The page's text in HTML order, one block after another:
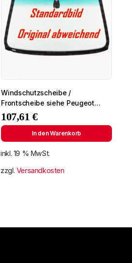
Windschutzscheibe /
Frontscheibe siehe Peugeot
Partner 96- (2724)
107,61€
In den Warenkorb
inkl. 19 % MwSt.
zzgl. Versandkosten